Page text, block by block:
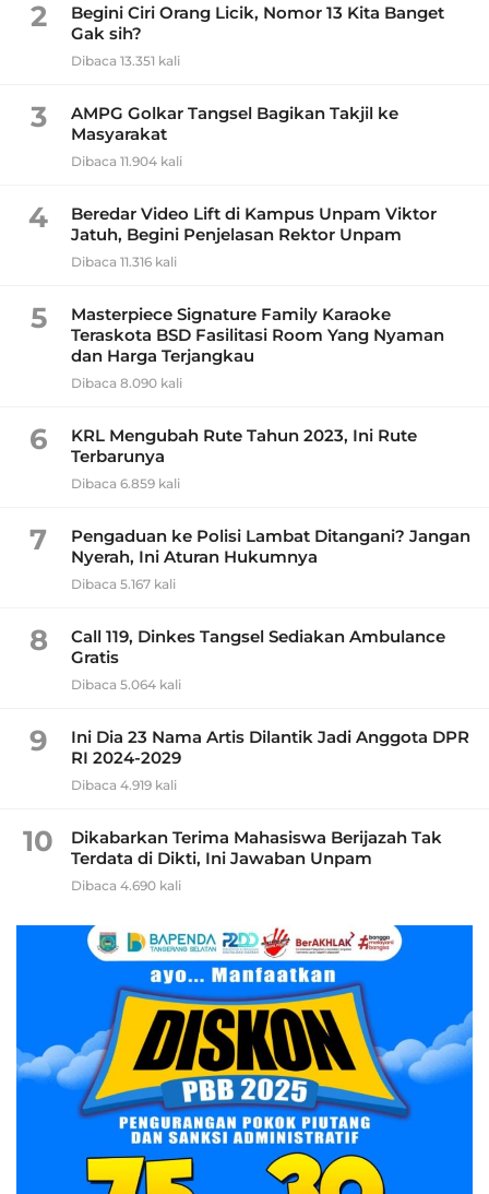
2
Begini Ciri Orang Licik, Nomor 13 Kita Banget
Gak sih?
Dibaca 13.351 kali
3
AMPG Golkar Tangsel Bagikan Takjil ke
Masyarakat
Dibaca 11.904 kali
4
Beredar Video Lift di Kampus Unpam Viktor
Jatuh, Begini Penjelasan Rektor Unpam
Dibaca 11.316 kali
5
Masterpiece Signature Family Karaoke
Teraskota BSD Fasilitasi Room Yang Nyaman
dan Harga Terjangkau
Dibaca 8.090 kali
6
KRL Mengubah Rute Tahun 2023, Ini Rute
Terbarunya
Dibaca 6.859 kali
7
Pengaduan ke Polisi Lambat Ditangani? Jangan
Nyerah, Ini Aturan Hukumnya
Dibaca 5.167 kali
8
Call 119, Dinkes Tangsel Sediakan Ambulance
Gratis
Dibaca 5.064 kali
9
Ini Dia 23 Nama Artis Dilantik Jadi Anggota DPR
RI 2024-2029
Dibaca 4.919 kali
10
Dikabarkan Terima Mahasiswa Berijazah Tak
Terdata di Dikti, Ini Jawaban Unpam
Dibaca 4.690 kali